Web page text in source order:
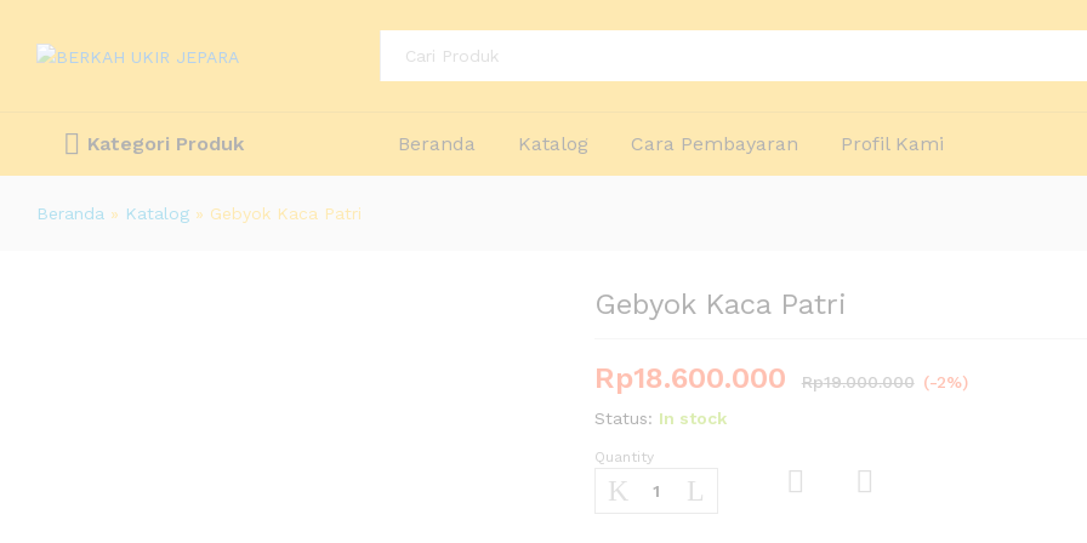
Kategori Produk Beranda Katalog Cara Pembayaran Profil Kami
Beranda » Katalog » Gebyok Kaca Patri
Gebyok Kaca Patri
Rp18.600.000 Rp19.000.000 (-2%)
Status: In stock
Gebyok
Kaca
Quantity